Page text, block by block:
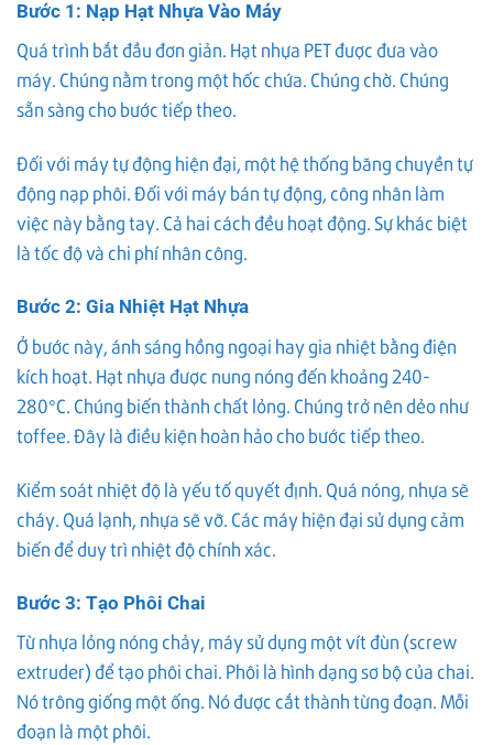
Bước 1: Nạp Hạt Nhựa Vào Máy
Quá trình bắt đầu đơn giản. Hạt nhựa PET được đưa vào
máy. Chúng nằm trong một hốc chứa. Chúng chờ. Chúng
sẵn sàng cho bước tiếp theo.
Đối với máy tự động hiện đại, một hệ thống băng chuyền tự
động nạp phôi. Đối với máy bán tự động, công nhân làm
việc này bằng tay. Cả hai cách đều hoạt động. Sự khác biệt
là tốc độ và chi phí nhân công.
Bước 2: Gia Nhiệt Hạt Nhựa
Ở bước này, ánh sáng hồng ngoại hay gia nhiệt bằng điện
kích hoạt. Hạt nhựa được nung nóng đến khoảng 240-
280°C. Chúng biến thành chất lỏng. Chúng trở nên dẻo như
toffee. Đây là điều kiện hoàn hảo cho bước tiếp theo.
Kiểm soát nhiệt độ là yếu tố quyết định. Quá nóng, nhựa sẽ
cháy. Quá lạnh, nhựa sẽ vỡ. Các máy hiện đại sử dụng cảm
biến để duy trì nhiệt độ chính xác.
Bước 3: Tạo Phôi Chai
Từ nhựa lỏng nóng chảy, máy sử dụng một vít đùn (screw
extruder) để tạo phôi chai. Phôi là hình dạng sơ bộ của chai.
Nó trông giống một ống. Nó được cắt thành từng đoạn. Mỗi
đoạn là một phôi.